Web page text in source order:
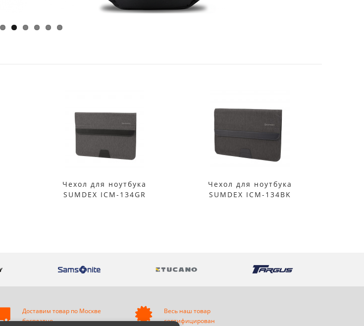
Чехол для ноутбука
SUMDEX ICM-134GR
Чехол для ноутбука
SUMDEX ICM-134BK
Доставим товар по Москве
бесплатно
Весь наш товар
сертифицирован